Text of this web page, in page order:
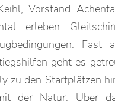
Vorstand
erleben
Fast
geht es
zu den Startplätzen
der Natur. Über